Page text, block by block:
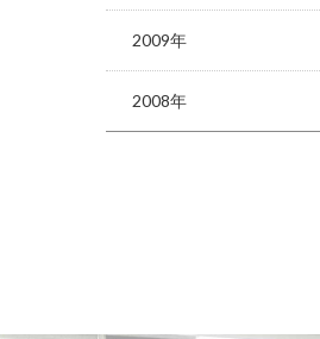
2009年
2008年